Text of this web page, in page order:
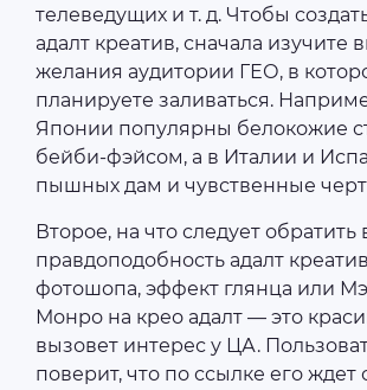
телеведущих и т. д. Чтобы
адалт креатив, сначала изучите
желания аудитории ГЕО, в
планируете заливаться.
Японии популярны белокожие
бейби-фэйсом, а в Италии и
пышных дам и чувственные
Второе, на что следует
правдоподобность адалт
фотошопа, эффект глянца или
Монро на крео адалт — это
вызовет интерес у ЦА.
поверит, что по ссылке его ждет